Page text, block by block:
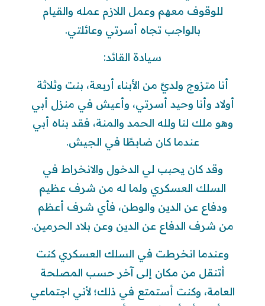
للوقوف معهم وعمل اللازم عمله والقيام
بالواجب تجاه أسرتي وعائلتي.
سيادة القائد:
أنا متزوج ولديَّ من الأبناء أربعة، بنت وثلاثة
أولاد وأنا وحيد أسرتي، وأعيش في منزل أبي
وهو ملك لنا ولله الحمد والمنة، فقد بناه أبي
عندما كان ضابطًا في الجيش.
وقد كان يحبب لي الدخول والانخراط في
السلك العسكري ولما له من شرف عظيم
ودفاع عن الدين والوطن، فأي شرف أعظم
من شرف الدفاع عن الدين وعن بلاد الحرمين.
وعندما انخرطت في السلك العسكري كنت
أتنقل من مكان إلى آخر حسب المصلحة
العامة، وكنت أستمتع في ذلك؛ لأني اجتماعي